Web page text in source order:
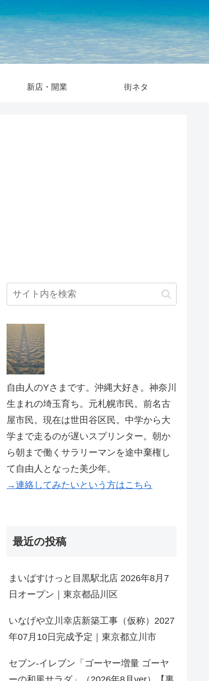
新店・開業 街ネタ
自由人のYさまです。沖縄大好き。神奈川
生まれの埼玉育ち。元札幌市民。前名古
屋市民。現在は世田谷区民。中学から大
学まで走るのが遅いスプリンター。朝か
ら朝まで働くサラリーマンを途中棄権し
て自由人となった美少年。
→連絡してみたいという方はこちら
最近の投稿
まいばすけっと目黒駅北店 2026年8月7
日オープン｜東京都品川区
いなげや立川幸店新築工事（仮称）2027
年07月10日完成予定｜東京都立川市
セブン-イレブン「ゴーヤー増量 ゴーヤ